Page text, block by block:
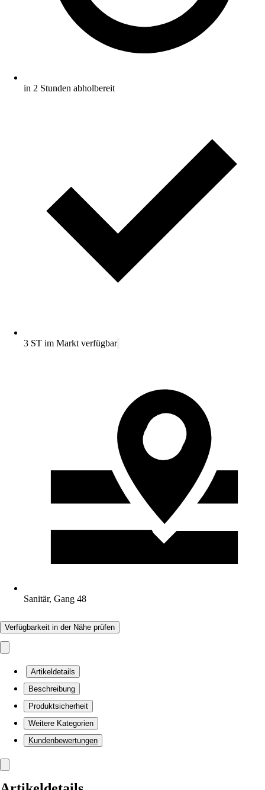
in 2 Stunden abholbereit
3 ST im Markt verfügbar
Sanitär, Gang 48
Verfügbarkeit in der Nähe prüfen
Artikeldetails
Beschreibung
Produktsicherheit
Weitere Kategorien
Kundenbewertungen